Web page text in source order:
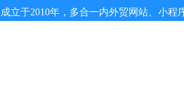
成立于2010年，多合一内外贸网站、小程